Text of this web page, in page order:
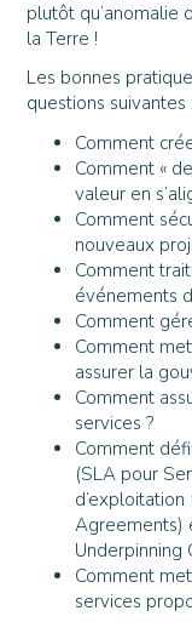
plutôt qu’anomalie
la Terre !
Les bonnes
questions suivantes :
Comment
Comment «
valeur en
Comment
nouveaux
Comment
événements
Comment
Comment
assurer la
Comment
services ?
Comment
(SLA pour
Agreements)
Underpinning
Comment
services